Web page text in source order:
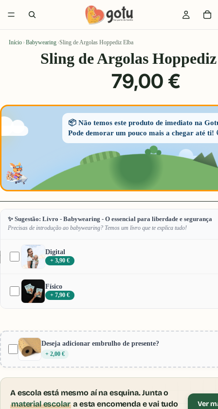
Início › Babywearing ›Sling de Argolas Hoppediz Elba
Sling de Argolas
79,00 €
📦 Não temos este produto de imediato na
Pode demorar um pouco mais a chegar até ti!
✨ Sugestão: Livro - Babywearing - O essencial para liberdade e segurança
Precisas de introdução ao babywearing? Temos um livro que te explica tudo!
Digital
+ 3,90 €
Físico
+ 7,90 €
Deseja adicionar embrulho de presente?
+ 2,00 €
A escola está mesmo aí na esquina. Junta o
material escolar a esta encomenda e vai tudo
Ver